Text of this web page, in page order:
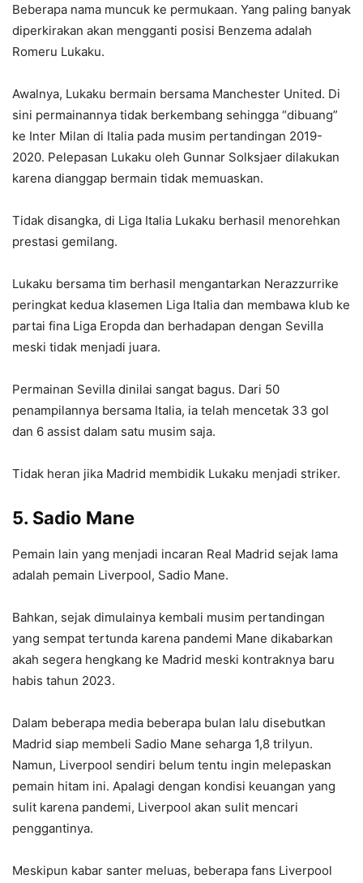
Beberapa nama muncuk ke permukaan. Yang paling banyak
diperkirakan akan mengganti posisi Benzema adalah
Romeru Lukaku.
Awalnya, Lukaku bermain bersama Manchester United. Di
sini permainannya tidak berkembang sehingga “dibuang”
ke Inter Milan di Italia pada musim pertandingan 2019-
2020. Pelepasan Lukaku oleh Gunnar Solksjaer dilakukan
karena dianggap bermain tidak memuaskan.
Tidak disangka, di Liga Italia Lukaku berhasil menorehkan
prestasi gemilang.
Lukaku bersama tim berhasil mengantarkan Nerazzurrike
peringkat kedua klasemen Liga Italia dan membawa klub ke
partai fina Liga Eropda dan berhadapan dengan Sevilla
meski tidak menjadi juara.
Permainan Sevilla dinilai sangat bagus. Dari 50
penampilannya bersama Italia, ia telah mencetak 33 gol
dan 6 assist dalam satu musim saja.
Tidak heran jika Madrid membidik Lukaku menjadi striker.
5. Sadio Mane
Pemain lain yang menjadi incaran Real Madrid sejak lama
adalah pemain Liverpool, Sadio Mane.
Bahkan, sejak dimulainya kembali musim pertandingan
yang sempat tertunda karena pandemi Mane dikabarkan
akah segera hengkang ke Madrid meski kontraknya baru
habis tahun 2023.
Dalam beberapa media beberapa bulan lalu disebutkan
Madrid siap membeli Sadio Mane seharga 1,8 trilyun.
Namun, Liverpool sendiri belum tentu ingin melepaskan
pemain hitam ini. Apalagi dengan kondisi keuangan yang
sulit karena pandemi, Liverpool akan sulit mencari
penggantinya.
Meskipun kabar santer meluas, beberapa fans Liverpool